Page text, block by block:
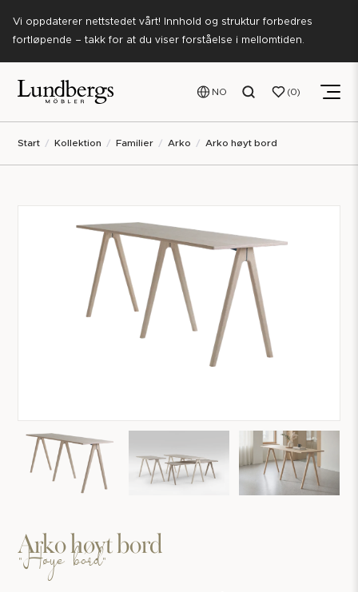
Vi oppdaterer nettstedet vårt! Innhold og struktur forbedres
fortløpende – takk for at du viser forståelse i mellomtiden.
NO 0
Start Kollektion Familier Arko Arko høyt bord
Arko høyt bord
"Høye bord"